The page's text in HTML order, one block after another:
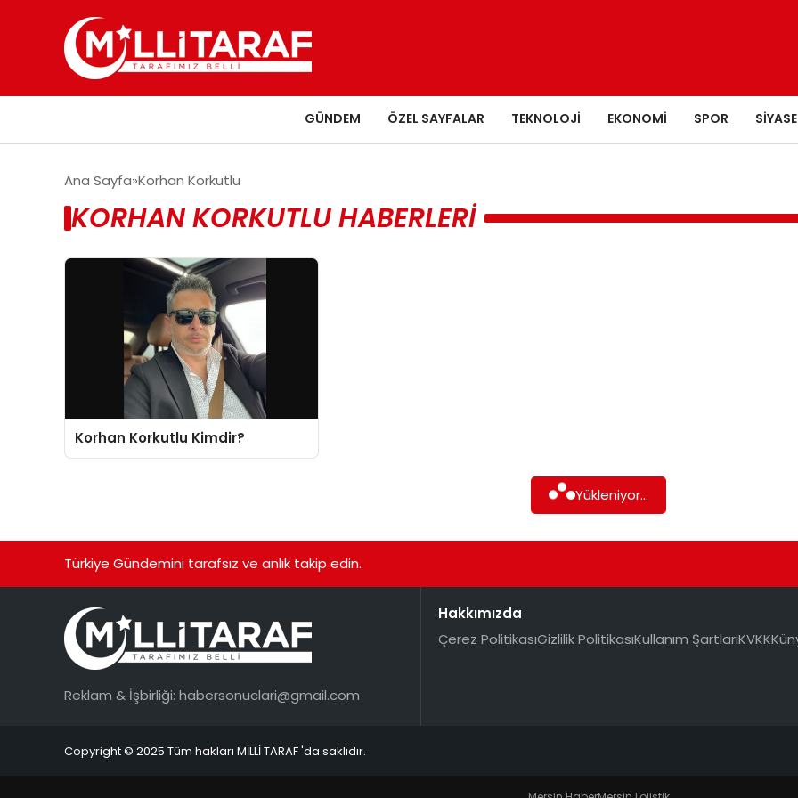
GÜNDEM ÖZEL SAYFALAR TEKNOLOJI EKONOMI SPOR
Ana Sayfa Korhan Korkutlu
KORHAN KORKUTLU HABERLERI
Korhan Korkutlu Kimdir?
Yükleniyor...
Türkiye Gündemini tarafsız ve anlık takip edin.
Reklam & İşbirliği: habersonuclari@gmail.com
Hakkımızda
Çerez PolitikasıGizlilik PolitikasıKullanım ŞartlarıKVKK
Copyright © 2025 Tüm hakları MİLLİ TARAF 'da saklıdır.